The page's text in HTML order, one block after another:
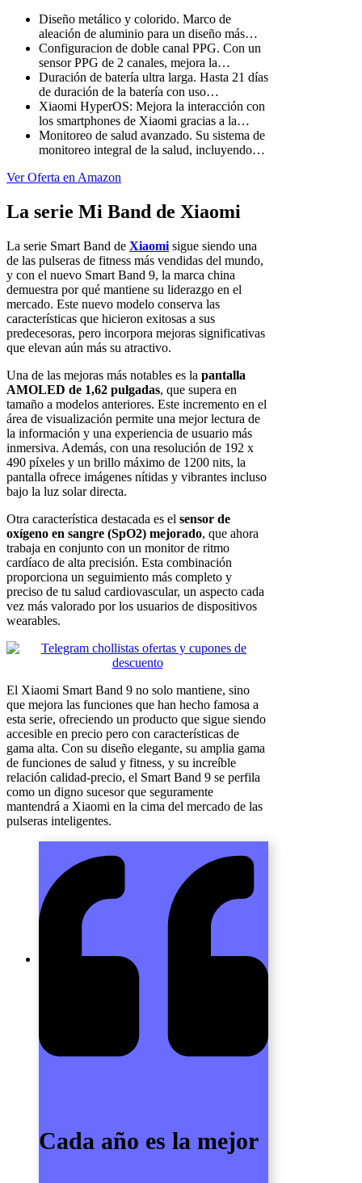
Diseño metálico y colorido. Marco de
aleación de aluminio para un diseño más…
Configuracion de doble canal PPG. Con un
sensor PPG de 2 canales, mejora la…
Duración de batería ultra larga. Hasta 21 días
de duración de la batería con uso…
Xiaomi HyperOS: Mejora la interacción con
los smartphones de Xiaomi gracias a la…
Monitoreo de salud avanzado. Su sistema de
monitoreo integral de la salud, incluyendo…
Ver Oferta en Amazon
La serie Mi Band de Xiaomi
La serie Smart Band de Xiaomi sigue siendo una
de las pulseras de fitness más vendidas del mundo,
y con el nuevo Smart Band 9, la marca china
demuestra por qué mantiene su liderazgo en el
mercado. Este nuevo modelo conserva las
características que hicieron exitosas a sus
predecesoras, pero incorpora mejoras significativas
que elevan aún más su atractivo.
Una de las mejoras más notables es la pantalla
AMOLED de 1,62 pulgadas, que supera en
tamaño a modelos anteriores. Este incremento en el
área de visualización permite una mejor lectura de
la información y una experiencia de usuario más
inmersiva. Además, con una resolución de 192 x
490 píxeles y un brillo máximo de 1200 nits, la
pantalla ofrece imágenes nítidas y vibrantes incluso
bajo la luz solar directa.
Otra característica destacada es el sensor de
oxígeno en sangre (SpO2) mejorado, que ahora
trabaja en conjunto con un monitor de ritmo
cardíaco de alta precisión. Esta combinación
proporciona un seguimiento más completo y
preciso de tu salud cardiovascular, un aspecto cada
vez más valorado por los usuarios de dispositivos
wearables.
El Xiaomi Smart Band 9 no solo mantiene, sino
que mejora las funciones que han hecho famosa a
esta serie, ofreciendo un producto que sigue siendo
accesible en precio pero con características de
gama alta. Con su diseño elegante, su amplia gama
de funciones de salud y fitness, y su increíble
relación calidad-precio, el Smart Band 9 se perfila
como un digno sucesor que seguramente
mantendrá a Xiaomi en la cima del mercado de las
pulseras inteligentes.
Cada año es la mejor